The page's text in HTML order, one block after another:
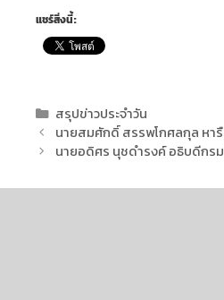
แชร์สิ่งนี้:
สรุปข่าวประจำวัน
นายสมศักดิ์ สรรพโกศลกุล หารื
นายอดิศร นุชดำรงค์ อธิบดีกร